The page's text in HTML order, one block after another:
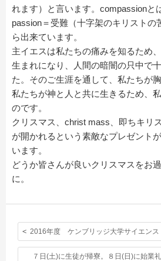
れます）と言います。compassionと
passion＝受難（十字架のキリストの
ら出来ています。
主イエスは私たちの痛みを知るため
生まれになり、人間の暗闇の只中で
た。そのご生涯を通して、私たちが
私たちが神と人と共に生きるため、
のです。
クリスマス、christ mass、即ちキリ
が開かれるという素敵なプレゼント
います。
どうか皆さんが良いクリスマスをお
に。
７日(土)に生徒が帰寮。８日(日)に始業